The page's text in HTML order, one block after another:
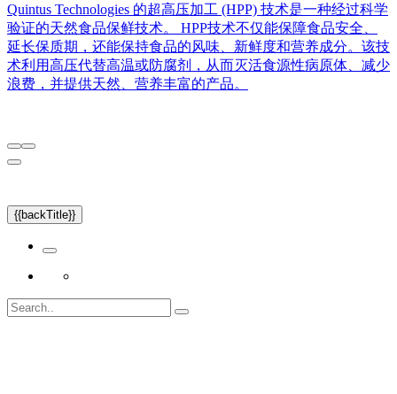
Quintus Technologies 的超高压加工 (HPP) 技术是一种经过科学
验证的天然食品保鲜技术。 HPP技术不仅能保障食品安全、
延长保质期，还能保持食品的风味、新鲜度和营养成分。该技
术利用高压代替高温或防腐剂，从而灭活食源性病原体、减少
浪费，并提供天然、营养丰富的产品。
{{backTitle}}